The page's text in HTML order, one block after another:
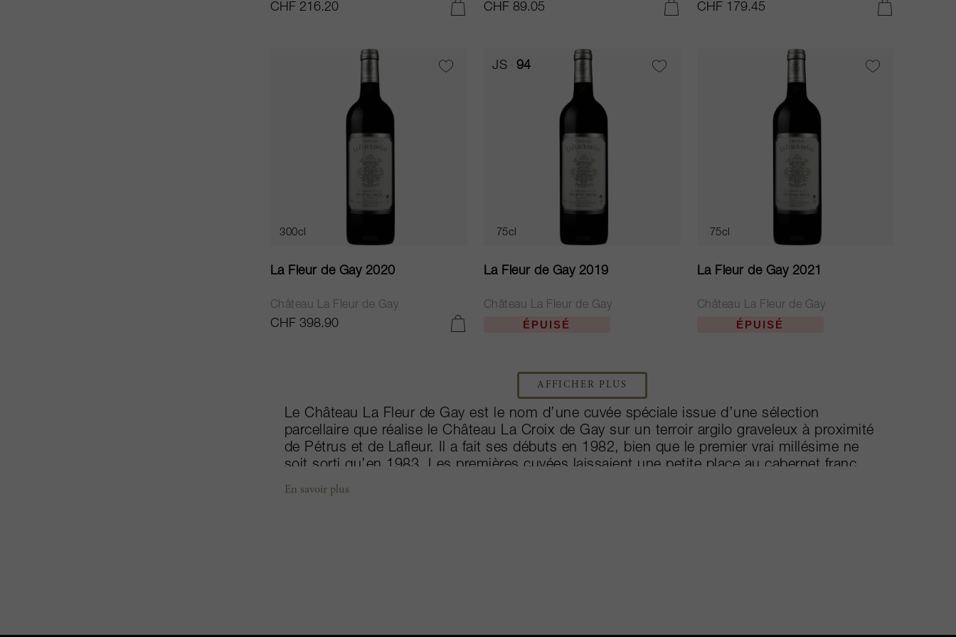
CHF 216.20 CHF 89.05 CHF 179.45
300cl
La Fleur de Gay 2020
Château La Fleur de Gay
CHF 398.90
JS 94
75cl
La Fleur de Gay 2019
Château La Fleur de Gay
ÉPUISÉ
75cl
La Fleur de Gay 2021
Château La Fleur de Gay
ÉPUISÉ
AFFICHER PLUS
Le Château La Fleur de Gay est le nom d’une cuvée spéciale issue d’une sélection
parcellaire que réalise le Château La Croix de Gay sur un terroir argilo graveleux à proximité
de Pétrus et de Lafleur. Il a fait ses débuts en 1982, bien que le premier vrai millésime ne
soit sorti qu’en 1983. Les premières cuvées laissaient une petite place au cabernet franc,
mais celui-ci fut rapidement remplacé par du merlot à 100%. Cépage historique de la Croix
de Gay, avec un grand nombre de parcelles âgées d’une cinquantaine d’années, le merlot
En savoir plus